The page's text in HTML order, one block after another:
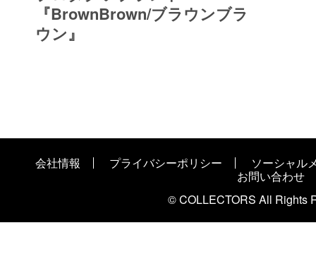
『BrownBrown/ブラウンブラ
ウン』
会社情報 プライバシーポリシー
ソーシャル
お問い合わせ
© COLLECTORS All Rights